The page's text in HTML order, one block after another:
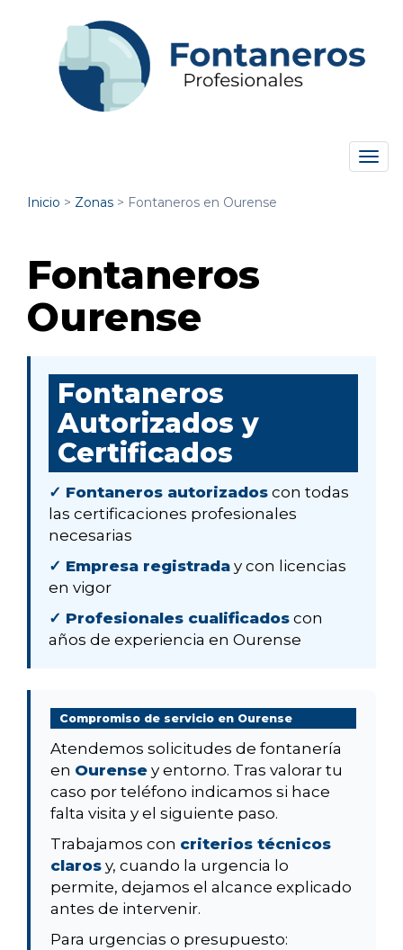
Inicio > Zonas > Fontaneros en Ourense
Fontaneros
Ourense
Fontaneros
Autorizados y
Certificados
✓ Fontaneros autorizados con todas
las certificaciones profesionales
necesarias
✓ Empresa registrada y con licencias
en vigor
✓ Profesionales cualificados con
años de experiencia en Ourense
Compromiso de servicio en Ourense
Atendemos solicitudes de fontanería
en Ourense y entorno. Tras valorar tu
caso por teléfono indicamos si hace
falta visita y el siguiente paso.
Trabajamos con criterios técnicos
claros y, cuando la urgencia lo
permite, dejamos el alcance explicado
antes de intervenir.
Para urgencias o presupuesto: